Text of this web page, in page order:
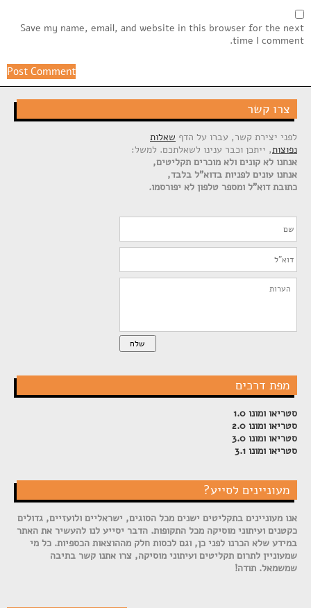
Save my name, email, and website in this browser for the next
time I comment.
צרו קשר
לפני יצירת קשר, עברו על הדף שאלות
נפוצות, ייתכן וכבר ענינו לשאלתכם. למשל:
אנחנו לא קונים ולא מוכרים תקליטים,
אנחנו עונים לפניות בדוא"ל בלבד,
כתובת דוא"ל ומספר טלפון לא יפורסמו.
שלח
מפת דרכים
סטריאו ומונו 1.0
סטריאו ומונו 2.0
סטריאו ומונו 3.0
סטריאו ומונו 3.1
מעוניינים לסייע?
אנו מעוניינים בתקליטים ישנים מכל הסוגים, ישראליים ולועזיים, גדולים
כקטנים ועיתוני מוסיקה מכל התקופות. הדבר יסייע לנו להעשיר את האתר
במידע שלא הכרנו לפני כן, וגם לכסות חלק מההוצאות הכספיות. כל מי
שמעוניין לתרום תקליטים ועיתוני מוסיקה, צרו אתנו קשר בתיבה
שמשמאל. תודה!